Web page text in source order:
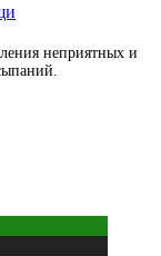
неприятных и